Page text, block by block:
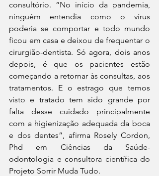
consultório. “No início da pandemia,
ninguém entendia como o vírus
poderia se comportar e todo mundo
ficou em casa e deixou de frequentar o
cirurgião-dentista. Só agora, dois anos
depois, é que os pacientes estão
começando a retornar às consultas, aos
tratamentos. E o estrago que temos
visto e tratado tem sido grande por
falta desse cuidado principalmente
com a higienização adequada da boca
e dos dentes”, afirma Rosely Cordon,
Phd em Ciências da Saúde-
odontologia e consultora científica do
Projeto Sorrir Muda Tudo.